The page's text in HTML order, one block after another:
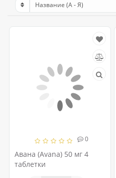
0
Авана (Avana) 50 мг 4
таблетки